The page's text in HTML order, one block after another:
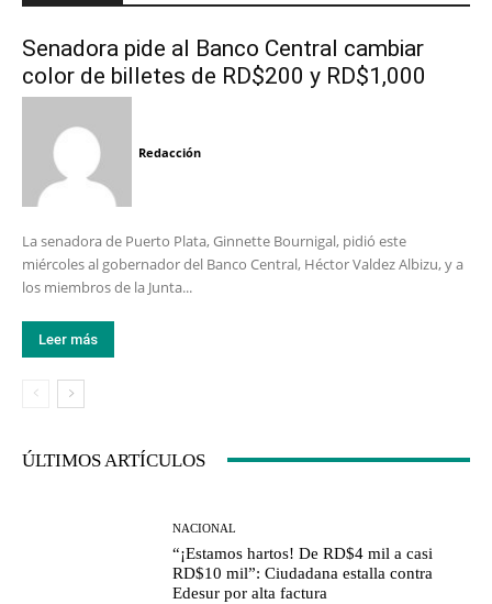
Senadora pide al Banco Central cambiar
color de billetes de RD$200 y RD$1,000
Redacción
La senadora de Puerto Plata, Ginnette Bournigal, pidió este
miércoles al gobernador del Banco Central, Héctor Valdez Albizu, y a
los miembros de la Junta...
Leer más
ÚLTIMOS ARTÍCULOS
NACIONAL
“¡Estamos hartos! De RD$4 mil a casi
RD$10 mil”: Ciudadana estalla contra
Edesur por alta factura